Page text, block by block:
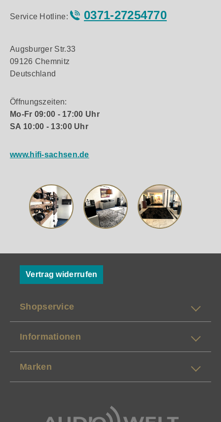
Service Hotline: 0371-27254770
Augsburger Str.33
09126 Chemnitz
Deutschland
Öffnungszeiten:
Mo-Fr 09:00 - 17:00 Uhr
SA 10:00 - 13:00 Uhr
www.hifi-sachsen.de
Vertrag widerrufen
Shopservice
Informationen
Marken